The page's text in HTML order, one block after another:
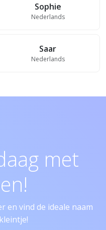
Sophie
Nederlands
Saar
Nederlands
met
en vind de ideale naam